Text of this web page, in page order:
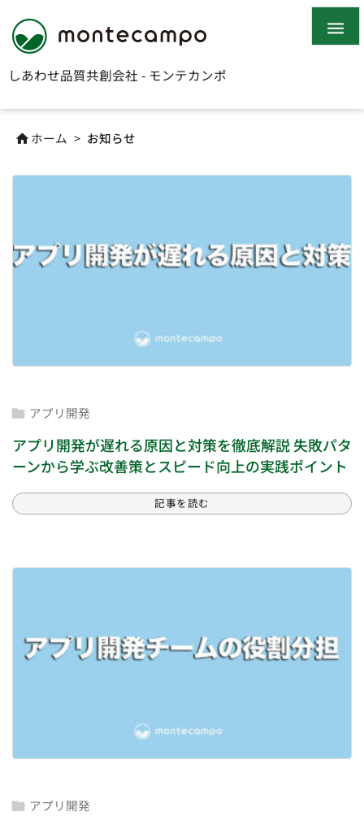
しあわせ品質共創会社 - モンテカンポ

 ホーム > お知らせ
 アプリ開発
アプリ開発が遅れる原因と対策を徹底解説 失敗パタ
ーンから学ぶ改善策とスピード向上の実践ポイント
記事を読む
 アプリ開発